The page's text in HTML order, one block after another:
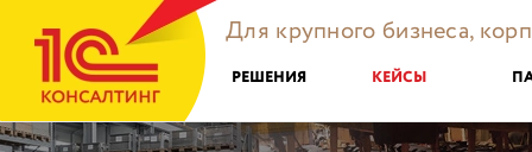
Для крупного бизнеса,
РЕШЕНИЯ КЕЙСЫ